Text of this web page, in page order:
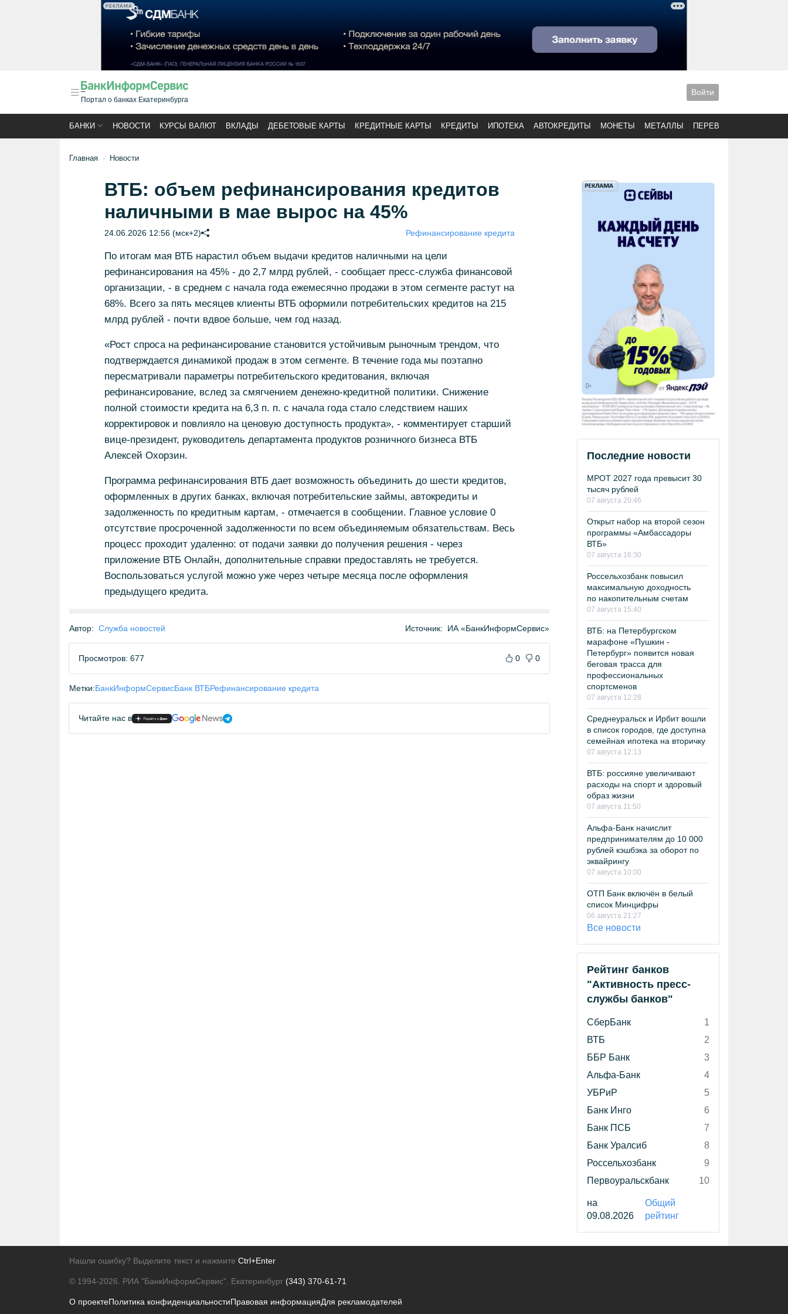
РЕКЛАМА
Портал о банках Екатеринбурга
Войти
БАНКИ НОВОСТИ КУРСЫ ВАЛЮТ ВКЛАДЫ ДЕБЕТОВЫЕ КАРТЫ КРЕДИТНЫЕ КАРТЫ КРЕДИТЫ ИПОТЕКА АВТОКРЕДИТЫ МОНЕТЫ МЕТАЛЛЫ ПЕРЕВОДЫ
Главная Новости
ВТБ: объем рефинансирования кредитов
наличными в мае вырос на 45%
24.06.2026 12:56 (мск+2) Рефинансирование кредита
По итогам мая ВТБ нарастил объем выдачи кредитов наличными на цели
рефинансирования на 45% - до 2,7 млрд рублей, - сообщает пресс-служба финансовой
организации, - в среднем с начала года ежемесячно продажи в этом сегменте растут на
68%. Всего за пять месяцев клиенты ВТБ оформили потребительских кредитов на 215
млрд рублей - почти вдвое больше, чем год назад.
«Рост спроса на рефинансирование становится устойчивым рыночным трендом, что
подтверждается динамикой продаж в этом сегменте. В течение года мы поэтапно
пересматривали параметры потребительского кредитования, включая
рефинансирование, вслед за смягчением денежно-кредитной политики. Снижение
полной стоимости кредита на 6,3 п. п. с начала года стало следствием наших
корректировок и повлияло на ценовую доступность продукта», - комментирует старший
вице-президент, руководитель департамента продуктов розничного бизнеса ВТБ
Алексей Охорзин.
Программа рефинансирования ВТБ дает возможность объединить до шести кредитов,
оформленных в других банках, включая потребительские займы, автокредиты и
задолженность по кредитным картам, - отмечается в сообщении. Главное условие 0
отсутствие просроченной задолженности по всем объединяемым обязательствам. Весь
процесс проходит удаленно: от подачи заявки до получения решения - через
приложение ВТБ Онлайн, дополнительные справки предоставлять не требуется.
Воспользоваться услугой можно уже через четыре месяца после оформления
предыдущего кредита.
Автор: Служба новостей Источник: ИА «БанкИнформСервис»
Просмотров: 677 0 0
Метки:БанкИнформСервисБанк ВТБРефинансирование кредита
Читайте нас в
Последние новости
МРОТ 2027 года превысит 30
тысяч рублей
07 августа 20:46
Открыт набор на второй сезон
программы «Амбассадоры
ВТБ»
07 августа 16:30
Россельхозбанк повысил
максимальную доходность
по накопительным счетам
07 августа 15:40
ВТБ: на Петербургском
марафоне «Пушкин -
Петербург» появится новая
беговая трасса для
профессиональных
спортсменов
07 августа 12:28
Среднеуральск и Ирбит вошли
в список городов, где доступна
семейная ипотека на вторичку
07 августа 12:13
ВТБ: россияне увеличивают
расходы на спорт и здоровый
образ жизни
07 августа 11:50
Альфа-Банк начислит
предпринимателям до 10 000
рублей кэшбэка за оборот по
эквайрингу
07 августа 10:00
ОТП Банк включён в белый
список Минцифры
06 августа 21:27
Все новости
Рейтинг банков
"Активность пресс-
службы банков"
СберБанк
1
ВТБ
2
ББР Банк
3
Альфа-Банк
4
УБРиР
5
Банк Инго
6
Банк ПСБ
7
Банк Уралсиб
8
Россельхозбанк
9
Первоуральскбанк
10
на
09.08.2026
Общий
рейтинг
Нашли ошибку? Выделите текст и нажмите Ctrl+Enter
© 1994-2026. РИА "БанкИнформСервис". Екатеринбург (343) 370-61-71
О проектеПолитика конфиденциальностиПравовая информацияДля рекламодателей